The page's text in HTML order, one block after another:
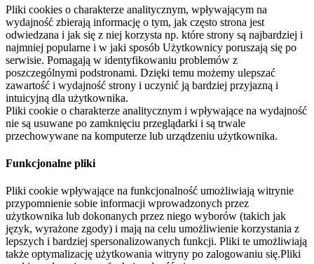
Pliki cookies o charakterze analitycznym, wpływającym na
wydajność zbierają informację o tym, jak często strona jest
odwiedzana i jak się z niej korzysta np. które strony są najbardziej i
najmniej popularne i w jaki sposób Użytkownicy poruszają się po
serwisie. Pomagają w identyfikowaniu problemów z
poszczególnymi podstronami. Dzięki temu możemy ulepszać
zawartość i wydajność strony i uczynić ją bardziej przyjazną i
intuicyjną dla użytkownika.
Pliki cookie o charakterze analitycznym i wpływające na wydajność
nie są usuwane po zamknięciu przeglądarki i są trwale
przechowywane na komputerze lub urządzeniu użytkownika.
Funkcjonalne pliki
Pliki cookie wpływające na funkcjonalność umożliwiają witrynie
przypomnienie sobie informacji wprowadzonych przez
użytkownika lub dokonanych przez niego wyborów (takich jak
język, wyrażone zgody) i mają na celu umożliwienie korzystania z
lepszych i bardziej spersonalizowanych funkcji. Pliki te umożliwiają
także optymalizację użytkowania witryny po zalogowaniu się.Pliki